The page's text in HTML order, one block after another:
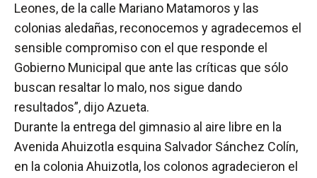
Leones, de la calle Mariano Matamoros y las
colonias aledañas, reconocemos y agradecemos el
sensible compromiso con el que responde el
Gobierno Municipal que ante las críticas que sólo
buscan resaltar lo malo, nos sigue dando
resultados”, dijo Azueta.
Durante la entrega del gimnasio al aire libre en la
Avenida Ahuizotla esquina Salvador Sánchez Colín,
en la colonia Ahuizotla, los colonos agradecieron el